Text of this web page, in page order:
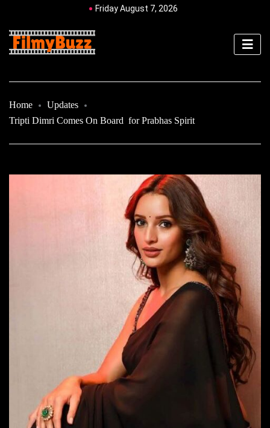
Friday August 7, 2026
Home
Updates
Tripti Dimri Comes On Board for Prabhas Spirit